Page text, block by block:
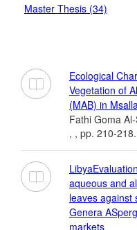
Master Thesis (34)
Ecological
Vegetation of
(MAB) in
Fathi Goma
, , pp. 210-218.
aqueous and
leaves against
Genera
markets